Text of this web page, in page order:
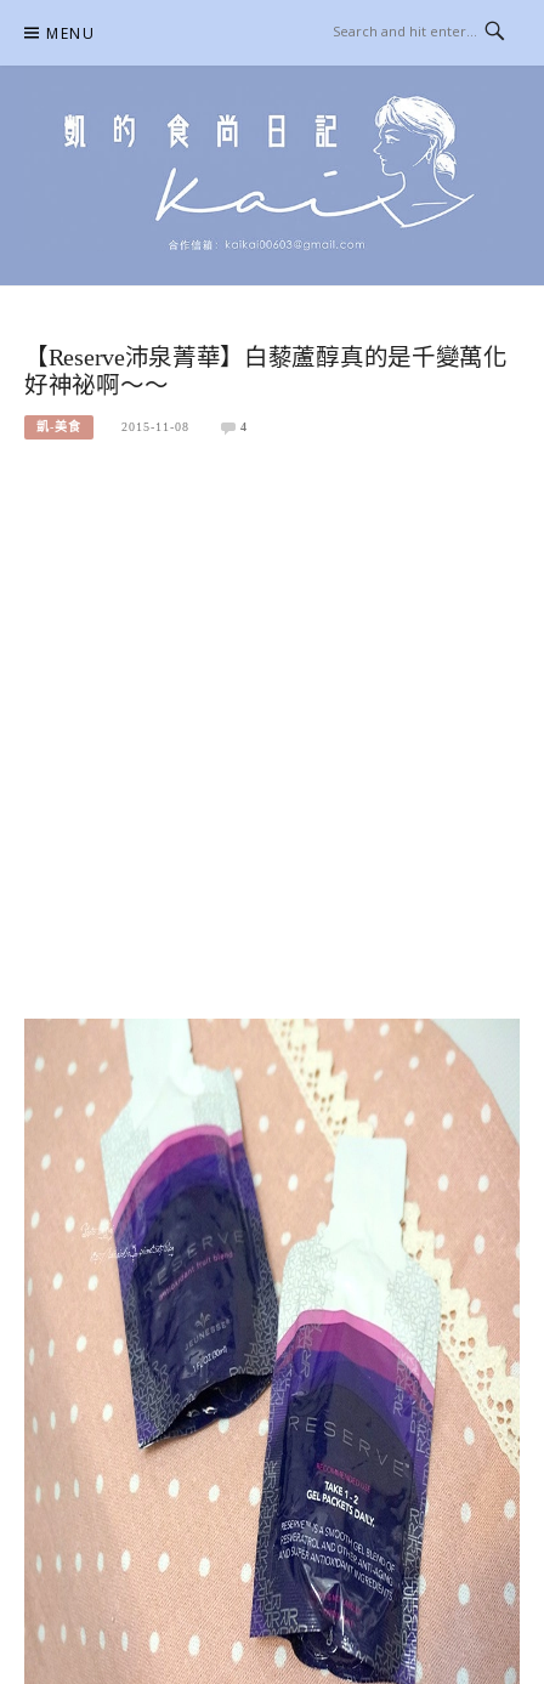
content
MENU
【Reserve沛泉菁華】白藜蘆醇真的是千變萬化
好神祕啊～～
凱-美食 2015-11-08 4